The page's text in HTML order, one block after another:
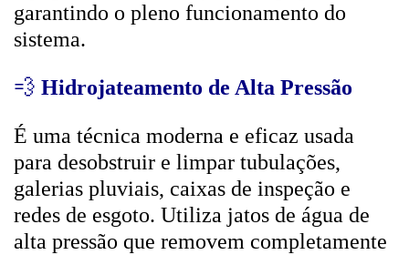
garantindo o pleno funcionamento do
sistema.
💨 Hidrojateamento de Alta Pressão
É uma técnica moderna e eficaz usada
para desobstruir e limpar tubulações,
galerias pluviais, caixas de inspeção e
redes de esgoto. Utiliza jatos de água de
alta pressão que removem completamente